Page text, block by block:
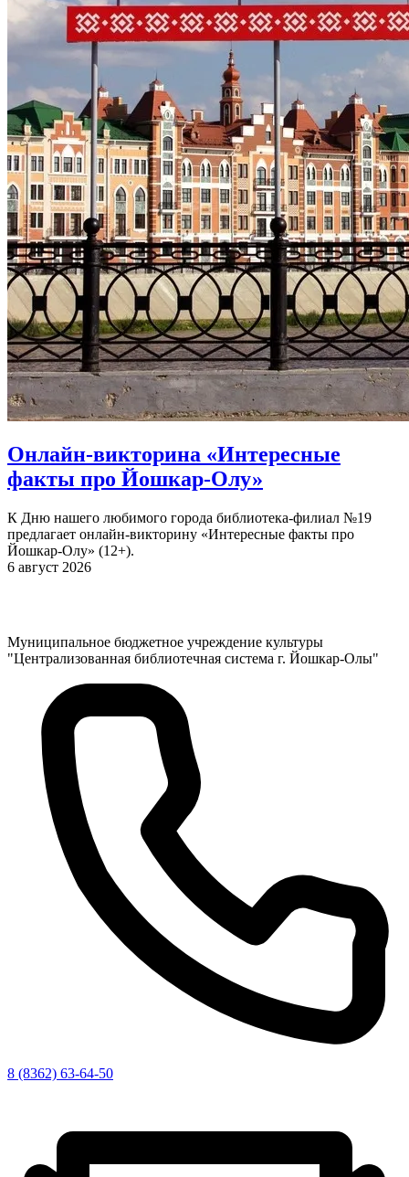
Онлайн-викторина «Интересные
факты про Йошкар-Олу»
К Дню нашего любимого города библиотека-филиал №19
предлагает онлайн-викторину «Интересные факты про
Йошкар-Олу» (12+).
6 август 2026
Муниципальное бюджетное учреждение культуры
"Централизованная библиотечная система г. Йошкар-Олы"
8 (8362) 63-64-50